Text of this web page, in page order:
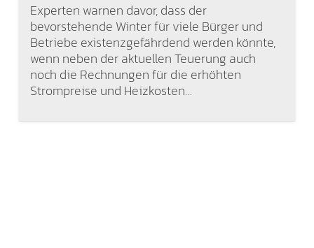
Experten warnen davor, dass der
bevorstehende Winter für viele Bürger und
Betriebe existenzgefährdend werden könnte,
wenn neben der aktuellen Teuerung auch
noch die Rechnungen für die erhöhten
Strompreise und Heizkosten…